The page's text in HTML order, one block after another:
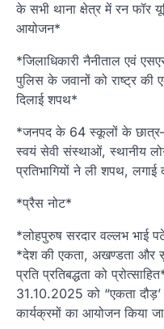
के सभी थाना क्षेत्र में रन फॉर
आयोजन*
*जिलाधिकारी नैनीताल एवं
पुलिस के जवानों को राष्ट्र
दिलाई शपथ*
*जनपद के 64 स्कूलों के
स्वयं सेवी संस्थाओं, स्थानीय
प्रतिभागियों ने ली शपथ, लगाई
*प्रैस नोट*
*लोहपुरुष सरदार वल्लभ भाई
*देश की एकता, अखण्डता और
प्रति प्रतिबद्धता को
31.10.2025 को “एकता
कार्यक्रमों का आयोजन किया